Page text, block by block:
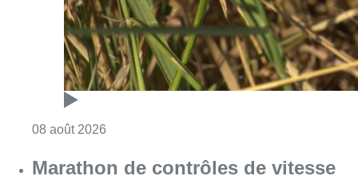
08 août 2026
Marathon de contrôles de vitesse